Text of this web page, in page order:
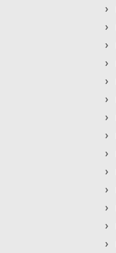
›
›
›
›
›
›
›
›
›
›
›
›
›
›